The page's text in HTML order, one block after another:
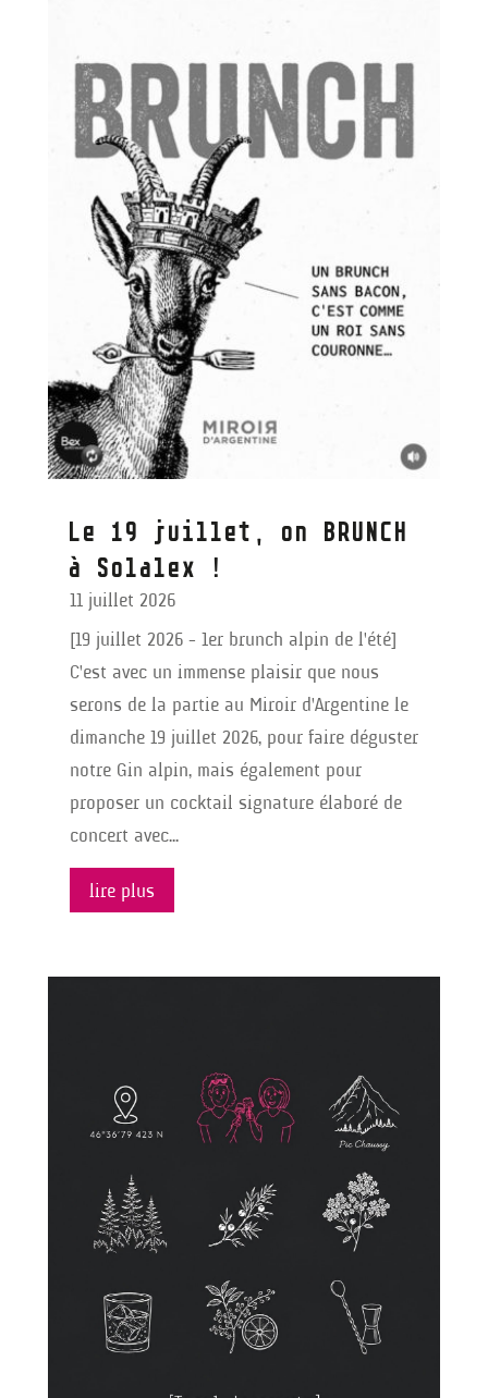
Le 19 juillet, on BRUNCH
à Solalex !
11 juillet 2026
[19 juillet 2026 - 1er brunch alpin de l'été]
C'est avec un immense plaisir que nous
serons de la partie au Miroir d'Argentine le
dimanche 19 juillet 2026, pour faire déguster
notre Gin alpin, mais également pour
proposer un cocktail signature élaboré de
concert avec...
lire plus